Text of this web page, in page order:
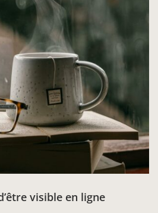
visible en ligne